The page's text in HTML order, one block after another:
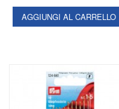
AGGIUNGI AL CARRELLO